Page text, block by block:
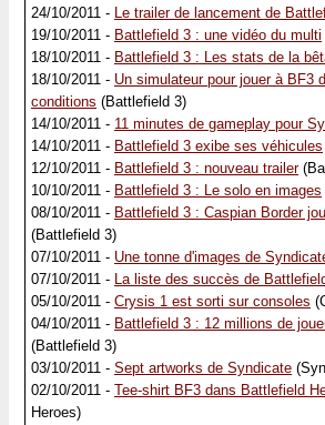
24/10/2011 - Le trailer de lancement de
19/10/2011 - Battlefield 3 : une vidéo du multi
18/10/2011 - Battlefield 3 : Les stats de la
18/10/2011 - Un simulateur pour jouer à BF3
conditions (Battlefield 3)
14/10/2011 - 11 minutes de gameplay pour
14/10/2011 - Battlefield 3 exibe ses véhicules
12/10/2011 - Battlefield 3 : nouveau trailer
10/10/2011 - Battlefield 3 : Le solo en images
08/10/2011 - Battlefield 3 : Caspian Border
(Battlefield 3)
07/10/2011 - Une tonne d'images de
07/10/2011 - La liste des succès de
05/10/2011 - Crysis 1 est sorti sur consoles
04/10/2011 - Battlefield 3 : 12 millions de
(Battlefield 3)
03/10/2011 - Sept artworks de Syndicate
02/10/2011 - Tee-shirt BF3 dans Battlefield
Heroes)